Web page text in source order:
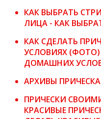
КАК ВЫБРАТЬ
ЛИЦА - КАК
КАК СДЕЛАТЬ
УСЛОВИЯХ (ФОТО)
ДОМАШНИХ
АРХИВЫ
ПРИЧЕСКИ
КРАСИВЫЕ